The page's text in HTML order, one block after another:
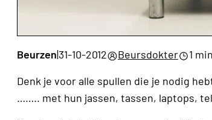
Beurzen|31-10-2012 Beursdokter
1 min
Denk je voor alle spullen die je nodig
…….. met hun jassen, tassen, laptops,